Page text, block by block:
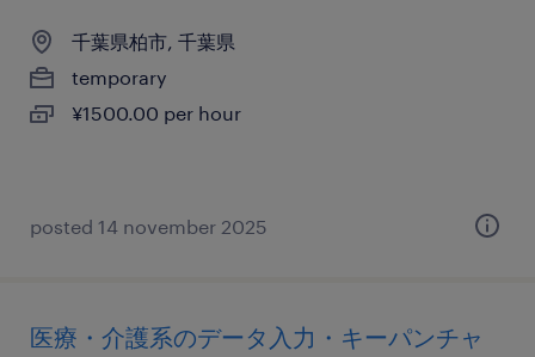
千葉県柏市, 千葉県
temporary
¥1500.00 per hour
posted 14 november 2025
医療・介護系のデータ入力・キーパンチャ